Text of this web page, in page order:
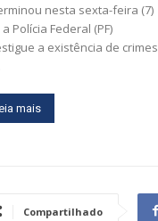
nesta sexta-feira (7)
Polícia Federal (PF)
a existência de crimes
mais
Compartilhado